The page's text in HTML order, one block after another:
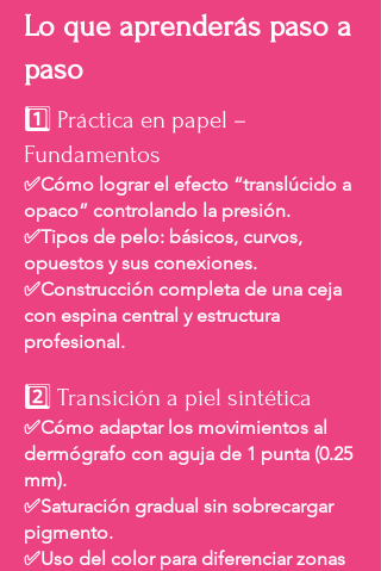
Lo que aprenderás paso a
paso
1️⃣ Práctica en papel –
Fundamentos
✅Cómo lograr el efecto “translúcido a
opaco” controlando la presión.
✅Tipos de pelo: básicos, curvos,
opuestos y sus conexiones.
✅Construcción completa de una ceja
con espina central y estructura
profesional.
2️⃣ Transición a piel sintética
✅Cómo adaptar los movimientos al
dermógrafo con aguja de 1 punta (0.25
mm).
✅Saturación gradual sin sobrecargar
pigmento.
✅Uso del color para diferenciar zonas